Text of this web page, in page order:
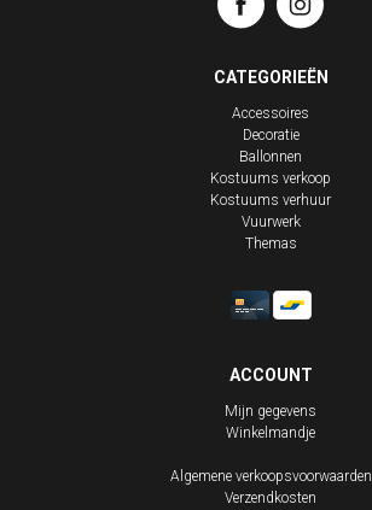
CATEGORIEËN
Accessoires
Decoratie
Ballonnen
Kostuums verkoop
Kostuums verhuur
Vuurwerk
Themas
ACCOUNT
Mijn gegevens
Winkelmandje
Algemene verkoopsvoorwaarden
Verzendkosten